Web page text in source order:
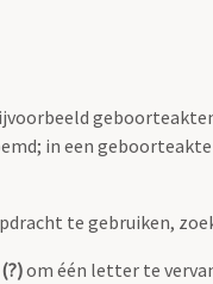
in een
te gebruiken,
om één letter te